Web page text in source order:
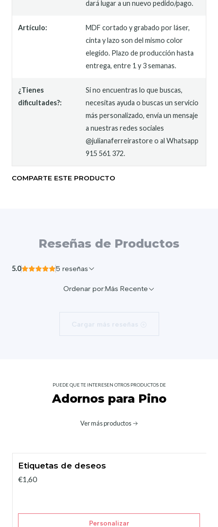
dará lugar a un nuevo pedido/pago.
Artículo:
MDF cortado y grabado por láser,
cinta y lazo son del mismo color
elegido. Plazo de producción hasta
entrega, entre 1 y 3 semanas.
¿Tienes
dificultades?:
Si no encuentras lo que buscas,
necesitas ayuda o buscas un servicio
más personalizado, envía un mensaje
a nuestras redes sociales
@julianaferreirastore o al Whatsapp
915 561 372.
COMPARTE ESTE PRODUCTO
Reseñas de Productos
5.0 5 reseñas
Ordenar por:Más Recente
Cargar más reseñas
PUEDE QUE TE INTERESEN OTROS PRODUCTOS DE
Adornos para Pino
Ver más productos
Etiquetas de deseos
€1,60
Personalizar